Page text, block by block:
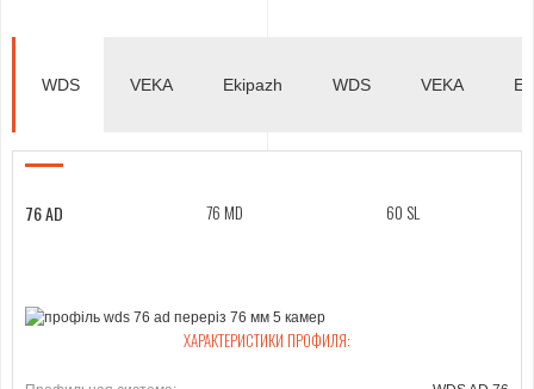
WDS VEKA Ekipazh WDS VEKA
76 AD 76 MD 60 SL
ХАРАКТЕРИСТИКИ ПРОФИЛЯ:
VEKA 70 VEKA 82 VEKA 70
ХАРАКТЕРИСТИКИ ПРОФИЛЯ:
ULTRA 60 ULTRA 72
ХАРАКТЕРИСТИКИ ПРОФИЛЯ: